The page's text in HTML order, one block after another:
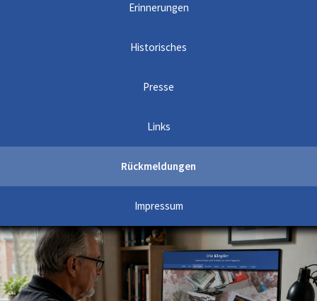
Erinnerungen
Historisches
Presse
Links
Rückmeldungen
Impressum